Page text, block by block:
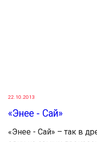
22.10.2013
«Энее - Сай»
«Энее - Сай» – так в